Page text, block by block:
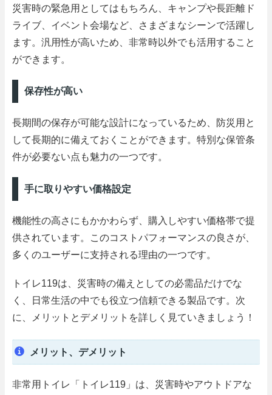
災害時の緊急用としてはもちろん、キャンプや長距離ド
ライブ、イベント会場など、さまざまなシーンで活躍し
ます。汎用性が高いため、非常時以外でも活用すること
ができます。
保存性が高い
長期間の保存が可能な設計になっているため、防災用と
して長期的に備えておくことができます。特別な保管条
件が必要ない点も魅力の一つです。
手に取りやすい価格設定
機能性の高さにもかかわらず、購入しやすい価格帯で提
供されています。このコストパフォーマンスの良さが、
多くのユーザーに支持される理由の一つです。
トイレ119は、災害時の備えとしての必需品だけでな
く、日常生活の中でも役立つ信頼できる製品です。次
に、メリットとデメリットを詳しく見ていきましょう！
メリット、デメリット
非常用トイレ「トイレ119」は、災害時やアウトドアな